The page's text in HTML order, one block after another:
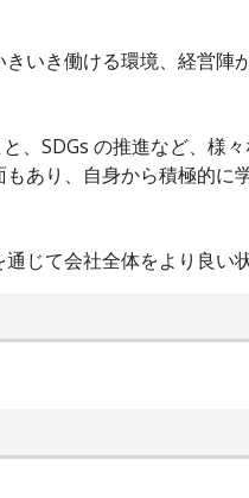
いき働ける環境、経営陣
、SDGs の推進など、様
あり、自身から積極的に
じて会社全体をより良い